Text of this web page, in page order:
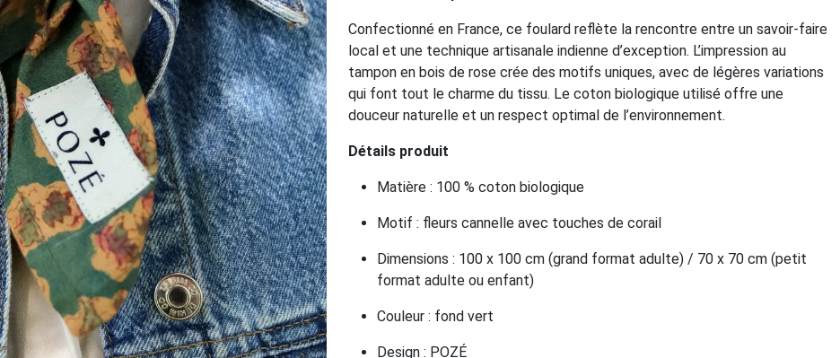
Confectionné en France, ce foulard reflète la rencontre entre un savoir-faire
local et une technique artisanale indienne d’exception. L’impression au
tampon en bois de rose crée des motifs uniques, avec de légères variations
qui font tout le charme du tissu. Le coton biologique utilisé offre une
douceur naturelle et un respect optimal de l’environnement.
Détails produit
Matière : 100 % coton biologique
Motif : fleurs cannelle avec touches de corail
Dimensions : 100 x 100 cm (grand format adulte) / 70 x 70 cm (petit
format adulte ou enfant)
Couleur : fond vert
Design : POZÉ